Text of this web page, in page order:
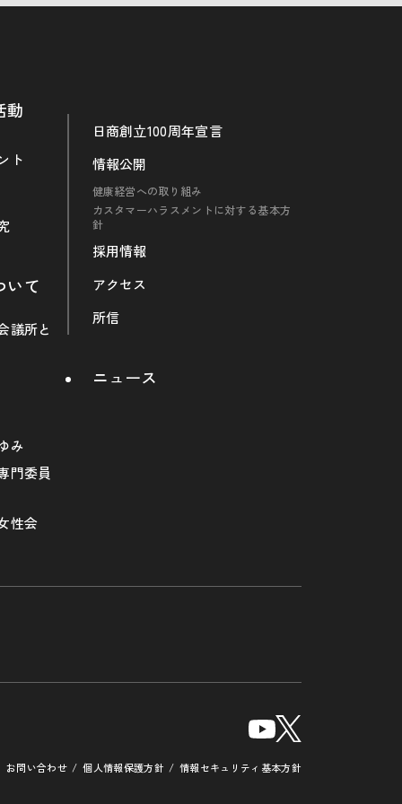
動
ト
いて
議所と
み
門委員
性会
日商創立100周年宣言
情報公開
健康経営への取り組み
カスタマーハラスメントに対する基本方
針
採用情報
アクセス
所信
ニュース
お問い合わせ 個人情報保護方針 情報セキュリティ基本方針